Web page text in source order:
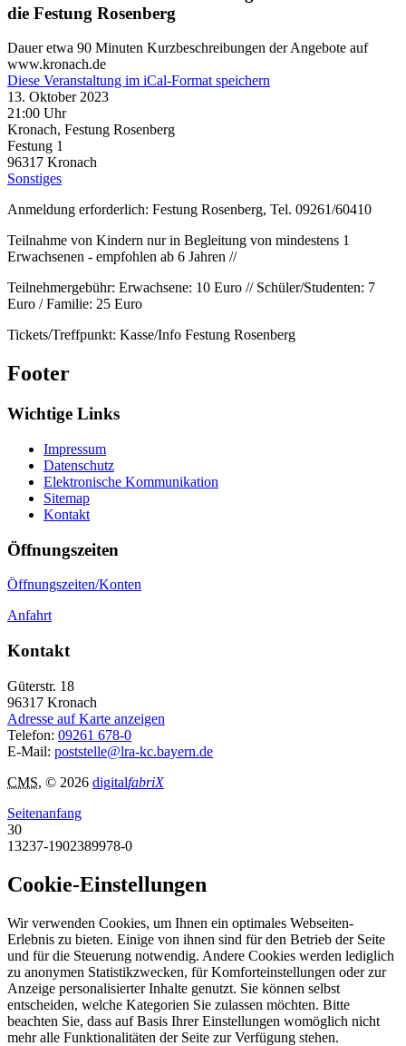
die Festung Rosenberg
Dauer etwa 90 Minuten Kurzbeschreibungen der Angebote auf
www.kronach.de
Diese Veranstaltung im iCal-Format speichern
13. Oktober 2023
21:00 Uhr
Kronach, Festung Rosenberg
Festung 1
96317 Kronach
Sonstiges
Anmeldung erforderlich: Festung Rosenberg, Tel. 09261/60410
Teilnahme von Kindern nur in Begleitung von mindestens 1
Erwachsenen - empfohlen ab 6 Jahren //
Teilnehmergebühr: Erwachsene: 10 Euro // Schüler/Studenten: 7
Euro / Familie: 25 Euro
Tickets/Treffpunkt: Kasse/Info Festung Rosenberg
Footer
Wichtige Links
Impressum
Datenschutz
Elektronische Kommunikation
Sitemap
Kontakt
Öffnungszeiten
Öffnungszeiten/Konten
Anfahrt
Kontakt
Güterstr. 18
96317 Kronach
Adresse auf Karte anzeigen
Telefon: 09261 678-0
E-Mail: poststelle@lra-kc.bayern.de
CMS, © 2026 digitalfabriX
Seitenanfang
30
13237-1902389978-0
Cookie-Einstellungen
Wir verwenden Cookies, um Ihnen ein optimales Webseiten-
Erlebnis zu bieten. Einige von ihnen sind für den Betrieb der Seite
und für die Steuerung notwendig. Andere Cookies werden lediglich
zu anonymen Statistikzwecken, für Komforteinstellungen oder zur
Anzeige personalisierter Inhalte genutzt. Sie können selbst
entscheiden, welche Kategorien Sie zulassen möchten. Bitte
beachten Sie, dass auf Basis Ihrer Einstellungen womöglich nicht
mehr alle Funktionalitäten der Seite zur Verfügung stehen.